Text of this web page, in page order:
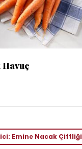
Emine Nacak Çiftliği